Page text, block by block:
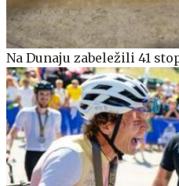
Na Dunaju zabeležili 41